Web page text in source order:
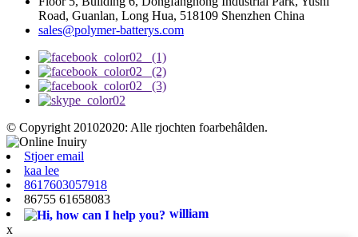
Road, Guanlan, Long Hua, 518109 Shenzhen China
sales@polymer-batterys.com
© Copyright 20102020: Alle rjochten foarbehâlden.
Stjoer email
kaa lee
8617603057918
86755 61658083
william
x